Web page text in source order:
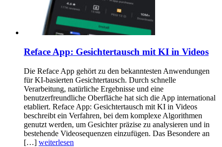
Reface App: Gesichtertausch mit KI in Videos
Die Reface App gehört zu den bekanntesten Anwendungen
für KI-basierten Gesichtertausch. Durch schnelle
Verarbeitung, natürliche Ergebnisse und eine
benutzerfreundliche Oberfläche hat sich die App international
etabliert. Reface App: Gesichtertausch mit KI in Videos
beschreibt ein Verfahren, bei dem komplexe Algorithmen
genutzt werden, um Gesichter präzise zu analysieren und in
bestehende Videosequenzen einzufügen. Das Besondere an
[…] weiterlesen